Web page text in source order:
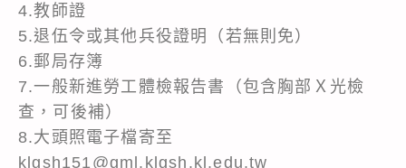
4.教師證
5.退伍令或其他兵役證明（若無則免）
6.郵局存簿
7.一般新進勞工體檢報告書（包含胸部Ｘ光檢
查，可後補）
8.大頭照電子檔寄至
klgsh151@gml.klgsh.kl.edu.tw